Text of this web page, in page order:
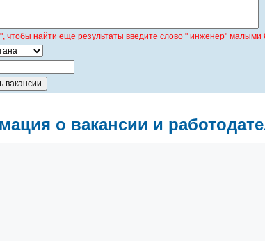
чтобы найти еще результаты введите слово " инженер" малыми
о вакансии и